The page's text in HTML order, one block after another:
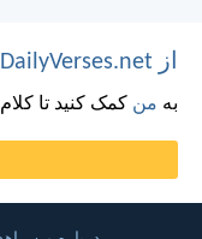
از DailyVerses.net پشتیبانی کنید
به من کمک کنید تا